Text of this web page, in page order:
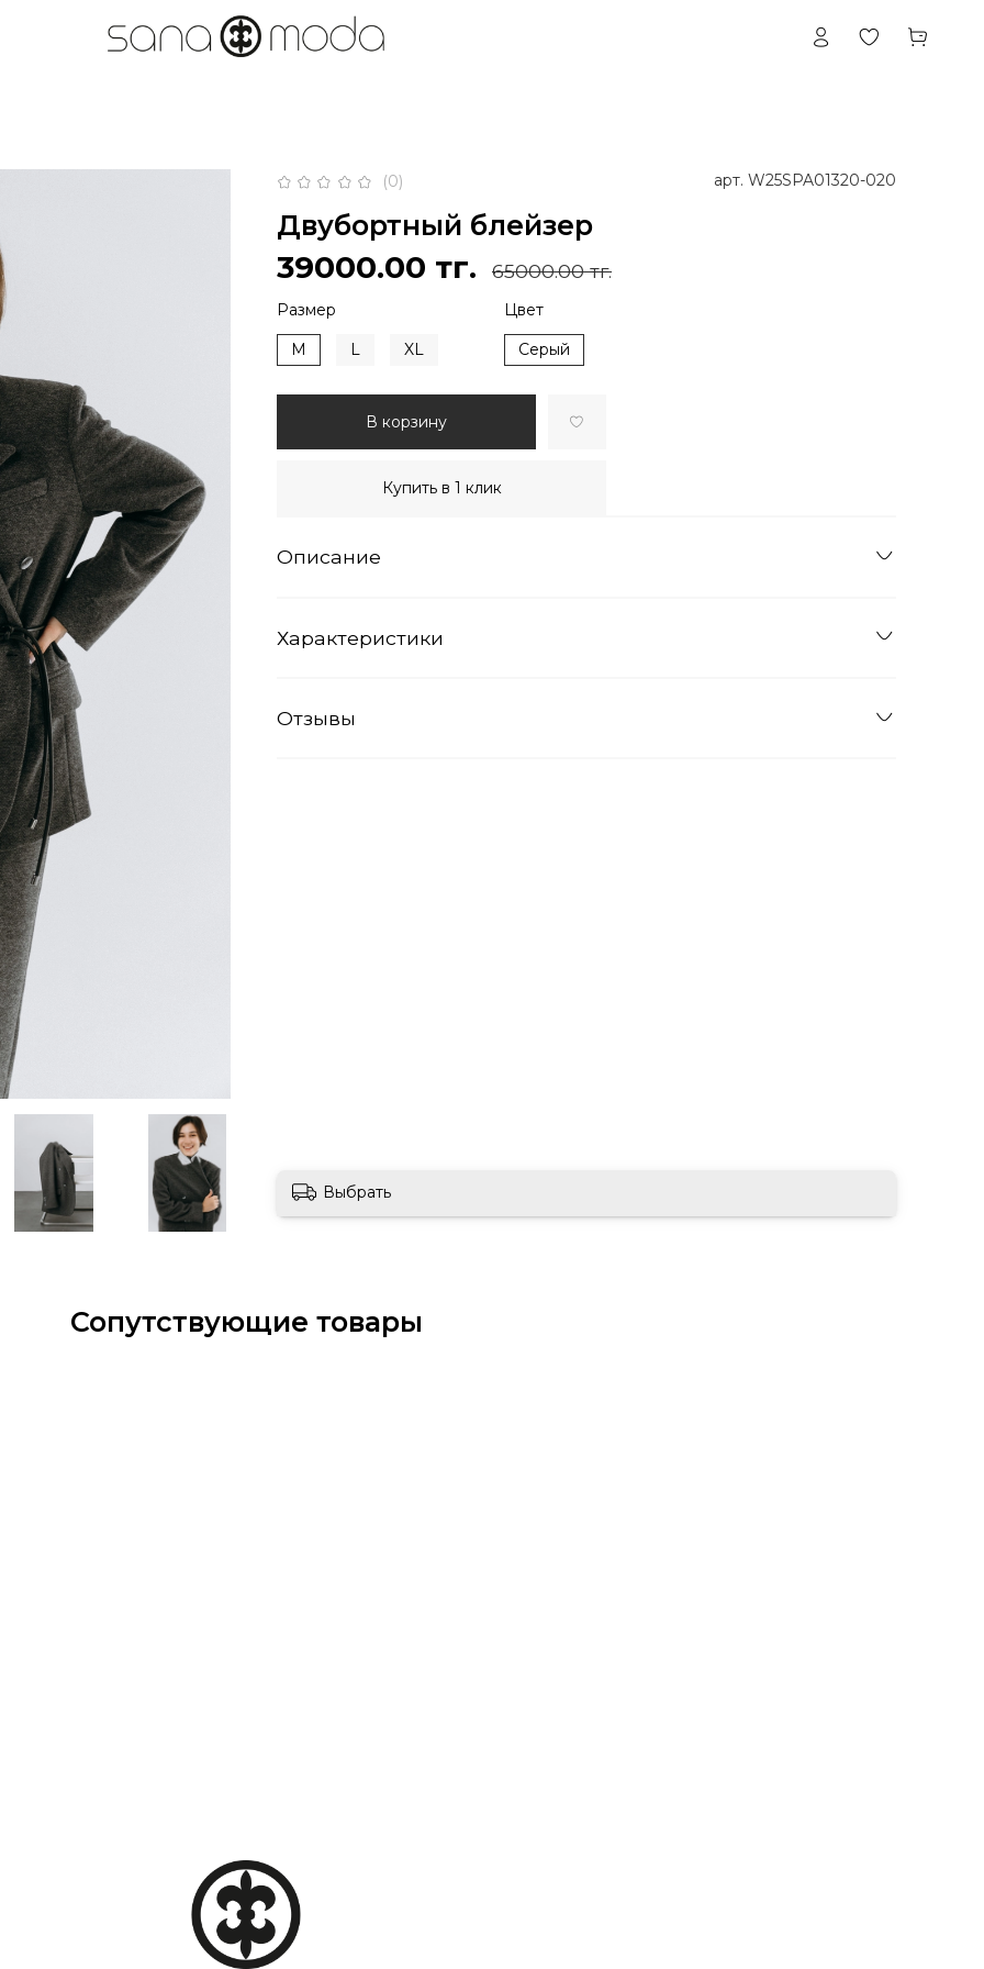
(0) арт. W25SPA01320-020
Двубортный блейзер
39000.00 тг. 65000.00 тг.
В корзину
Купить в 1 клик
Размер
M L XL
Цвет
Серый
Описание
Характеристики
Отзывы
Выбрать
Сопутствующие товары